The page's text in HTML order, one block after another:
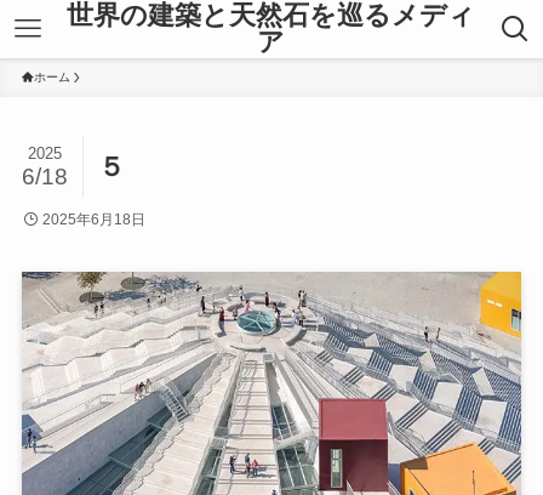
世界の建築と天然石を巡るメディ
ア
ホーム
５
2025
6/18
2025年6月18日